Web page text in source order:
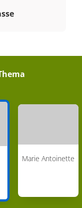
Marie Antoinette